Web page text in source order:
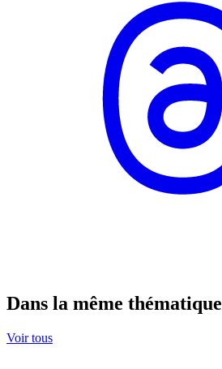
Dans la même thématique
Voir tous